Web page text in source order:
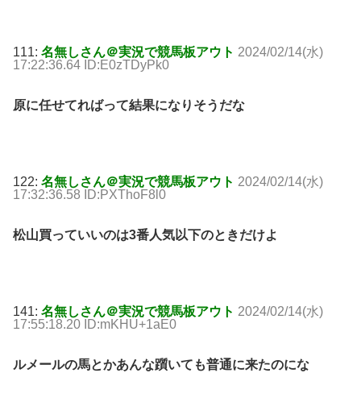
111: 名無しさん＠実況で競馬板アウト 2024/02/14(水)
17:22:36.64 ID:E0zTDyPk0
原に任せてればって結果になりそうだな
122: 名無しさん＠実況で競馬板アウト 2024/02/14(水)
17:32:36.58 ID:PXThoF8l0
松山買っていいのは3番人気以下のときだけよ
141: 名無しさん＠実況で競馬板アウト 2024/02/14(水)
17:55:18.20 ID:mKHU+1aE0
ルメールの馬とかあんな躓いても普通に来たのにな